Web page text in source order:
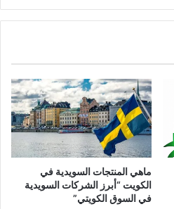
ماهي المنتجات السويدية في
الكويت “أبرز الشركات السويدية
في السوق الكويتي”